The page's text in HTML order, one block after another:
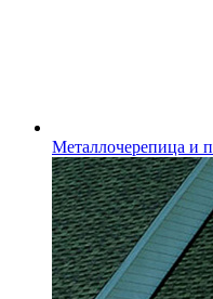
Металлочерепица и